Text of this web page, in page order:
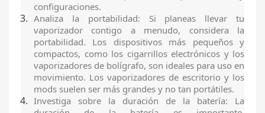
configuraciones.
Analiza la portabilidad: Si planeas llevar tu
vaporizador contigo a menudo, considera la
portabilidad. Los dispositivos más pequeños y
compactos, como los cigarrillos electrónicos y los
vaporizadores de bolígrafo, son ideales para uso en
movimiento. Los vaporizadores de escritorio y los
mods suelen ser más grandes y no tan portátiles.
Investiga sobre la duración de la batería: La